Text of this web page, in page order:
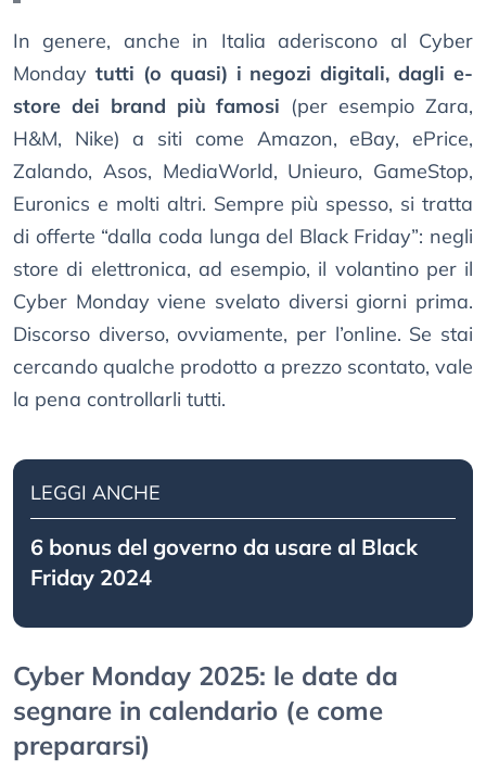
In genere, anche in Italia aderiscono al Cyber
Monday tutti (o quasi) i negozi digitali, dagli e-
store dei brand più famosi (per esempio Zara,
H&M, Nike) a siti come Amazon, eBay, ePrice,
Zalando, Asos, MediaWorld, Unieuro, GameStop,
Euronics e molti altri. Sempre più spesso, si tratta
di offerte “dalla coda lunga del Black Friday”: negli
store di elettronica, ad esempio, il volantino per il
Cyber Monday viene svelato diversi giorni prima.
Discorso diverso, ovviamente, per l’online. Se stai
cercando qualche prodotto a prezzo scontato, vale
la pena controllarli tutti.
LEGGI ANCHE
6 bonus del governo da usare al Black
Friday 2024
Cyber Monday 2025: le date da
segnare in calendario (e come
prepararsi)